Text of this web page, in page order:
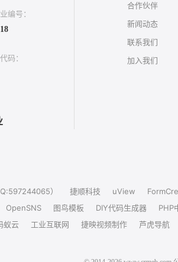
编号：
码：
合作伙伴
新闻动态
联系我们
加入我们
） 捷顺科技 uView
OpenSNS 图鸟模板 DIY代码生成器
PHP
蚁云 工业互联网 捷映视频制作 芦虎导航